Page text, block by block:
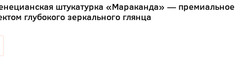
штукатурка «Мараканда» — премиальное
глубокого зеркального глянца